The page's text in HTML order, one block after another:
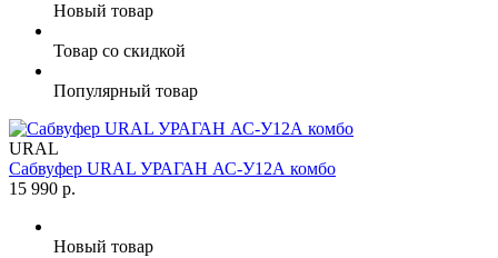
Новый товар
Товар со скидкой
Популярный товар
URAL
Сабвуфер URAL УРАГАН АС-У12А комбо
15 990 р.
Новый товар